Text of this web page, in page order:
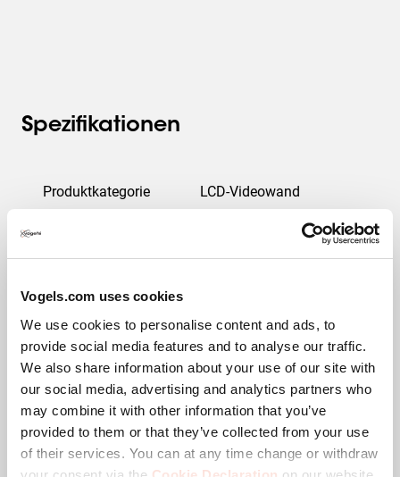
Vogels.com uses cookies
We use cookies to personalise content and ads, to
provide social media features and to analyse our traffic.
We also share information about your use of our site with
our social media, advertising and analytics partners who
may combine it with other information that you’ve
provided to them or that they’ve collected from your use
of their services. You can at any time change or withdraw
Spezifikationen
Produktkategorie LCD-Videowand
Garantie 5 Jahre
Farbe Silber
Verstellbare Tiefe Nein